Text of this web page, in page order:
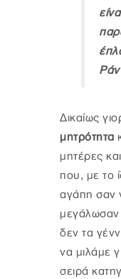
Δικαίως
μητρότητα
μητέρες
που, με το
αγάπη σαν
μεγάλωσαν
δεν τα
να μιλάμε
σειρά